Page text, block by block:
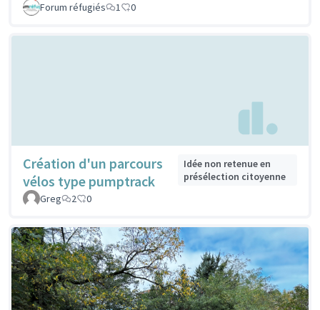
Forum réfugiés 1 0
Création d'un parcours
vélos type pumptrack
Idée non retenue en
présélection citoyenne
Greg
2 0